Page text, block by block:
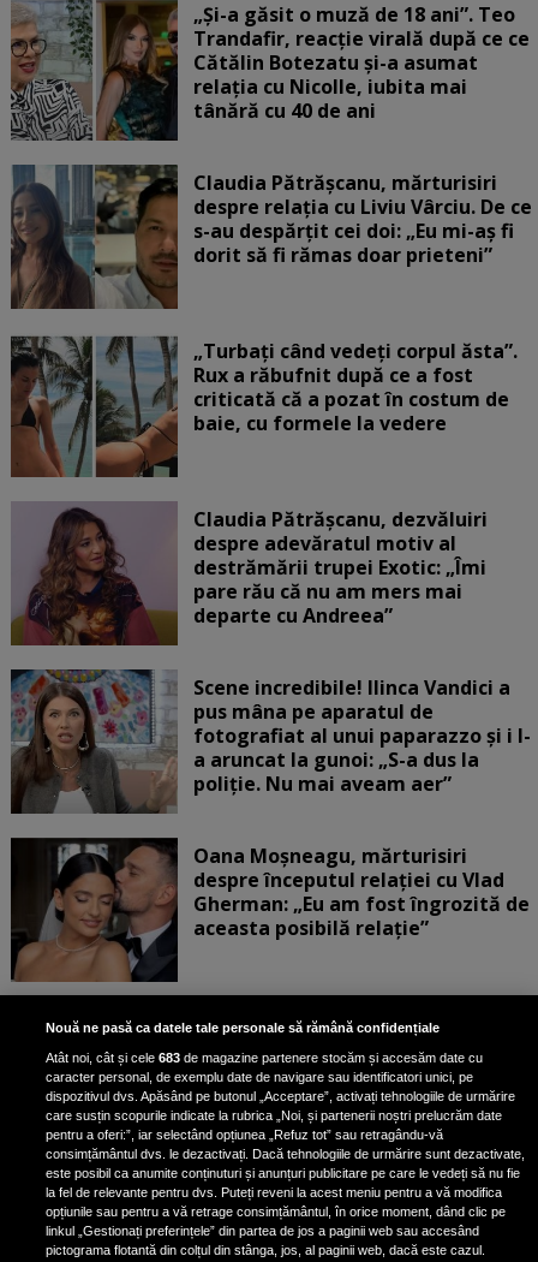
„Și-a găsit o muză de 18 ani”. Teo
Trandafir, reacție virală după ce ce
Cătălin Botezatu și-a asumat
relația cu Nicolle, iubita mai
tânără cu 40 de ani
Claudia Pătrășcanu, mărturisiri
despre relația cu Liviu Vârciu. De ce
s-au despărțit cei doi: „Eu mi-aș fi
dorit să fi rămas doar prieteni”
„Turbați când vedeți corpul ăsta”.
Rux a răbufnit după ce a fost
criticată că a pozat în costum de
baie, cu formele la vedere
Claudia Pătrășcanu, dezvăluiri
despre adevăratul motiv al
destrămării trupei Exotic: „Îmi
pare rău că nu am mers mai
departe cu Andreea”
Scene incredibile! Ilinca Vandici a
pus mâna pe aparatul de
fotografiat al unui paparazzo și i l-
a aruncat la gunoi: „S-a dus la
poliție. Nu mai aveam aer”
Oana Moșneagu, mărturisiri
despre începutul relației cu Vlad
Gherman: „Eu am fost îngrozită de
aceasta posibilă relație”
Unde locuiesc Alberto Guță și
iubita lui, după ce au plecat din
casa Narcisei Balaban: „Noi
suntem într-o casă cu două-trei
etaje”
Oana Roman, achiziție după
achiziție. Suma exorbitantă pe
care a scos-o din buzunar pentru o
Nouă ne pasă ca datele tale personale să rămână confidențiale
Atât noi, cât și cele683 de magazine partenere stocăm și accesăm date cu
caracter personal, de exemplu date de navigare sau identificatori unici, pe
dispozitivul dvs. Apăsând pe butonul „Acceptare”, activați tehnologiile de urmărire
care susțin scopurile indicate la rubrica „Noi, și partenerii noștri prelucrăm date
pentru a oferi:”, iar selectând opțiunea „Refuz tot” sau retragându-vă
consimțământul dvs. le dezactivați. Dacă tehnologiile de urmărire sunt dezactivate,
este posibil ca anumite conținuturi și anunțuri publicitare pe care le vedeți să nu fie
la fel de relevante pentru dvs. Puteți reveni la acest meniu pentru a vă modifica
opțiunile sau pentru a vă retrage consimțământul, în orice moment, dând clic pe
linkul „Gestionați preferințele” din partea de jos a paginii web sau accesând
pictograma flotantă din colțul din stânga, jos, al paginii web, dacă este cazul.